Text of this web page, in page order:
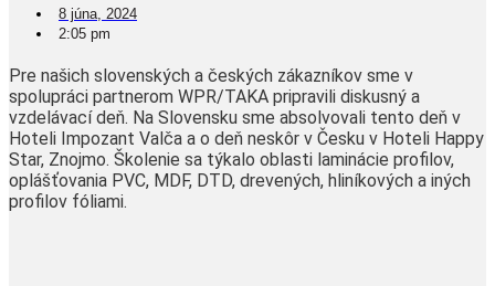
8 júna, 2024
2:05 pm
Pre našich slovenských a českých zákazníkov sme v
spolupráci partnerom WPR/TAKA pripravili diskusný a
vzdelávací deň. Na Slovensku sme absolvovali tento deň v
Hoteli Impozant Valča a o deň neskôr v Česku v Hoteli Happy
Star, Znojmo. Školenie sa týkalo oblasti laminácie profilov,
oplášťovania PVC, MDF, DTD, drevených, hliníkových a iných
profilov fóliami.